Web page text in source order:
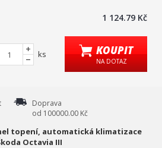
1 124.79 Kč
ks KOUPIT
NA DOTAZ
Doprava
od 100000.00 Kč
topení, automatická klimatizace
Octavia III